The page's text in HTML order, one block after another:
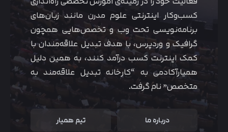
کسب‌و‌کار اینترنتی علوم مدرن مانند زبان‌های
برنامه‌نویسی تحت وب و تخصص‌هایی همچون
گرافیک و وردپرس، با هدف تبدیل علاقه‌مندان با
کمک اینترنت کسب درآمد کنند، به همین دلیل
همیارآکادمی به “کارخانه تبدیل علاقه‌مند به
متخصص” نام گرفت.
درباره ما تیم همیار